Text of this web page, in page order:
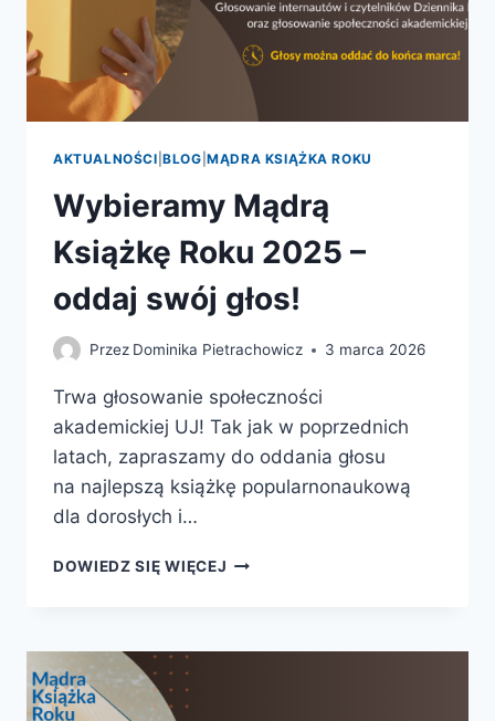
WOKÓŁ
KSIĄŻKI
AKTUALNOŚCI |BLOG |MĄDRA KSIĄŻKA ROKU
Wybieramy Mądrą
Książkę Roku 2025 –
oddaj swój głos!
Przez Dominika Pietrachowicz 3 marca 2026
Trwa głosowanie społeczności
akademickiej UJ! Tak jak w poprzednich
latach, zapraszamy do oddania głosu
na najlepszą książkę popularnonaukową
dla dorosłych i…
DOWIEDZ SIĘ WIĘCEJ WYBIERAMY
2025